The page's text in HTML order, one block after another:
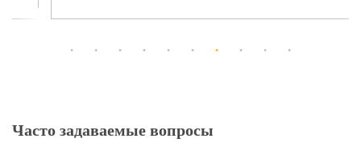
Часто задаваемые вопросы